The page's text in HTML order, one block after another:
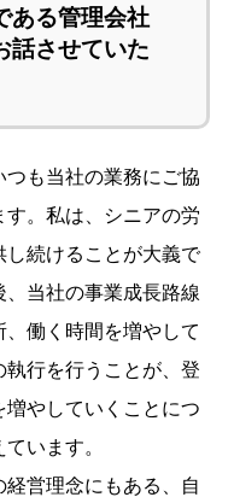
ある管理会社
話させていた
つも当社の業務にご協
。私は、シニアの労
続けることが大義で
当社の事業成長路線
働く時間を増やして
行を行うことが、登
やしていくことにつ
います。
営理念にもある、自